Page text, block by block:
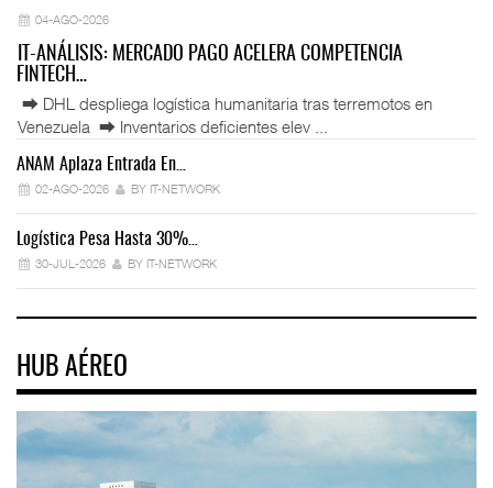
04-AGO-2026
IT-ANÁLISIS: MERCADO PAGO ACELERA COMPETENCIA
FINTECH…
⮕ DHL despliega logística humanitaria tras terremotos en
Venezuela ⮕ Inventarios deficientes elev ...
ANAM Aplaza Entrada En…
02-AGO-2026 BY IT-NETWORK
Logística Pesa Hasta 30%…
30-JUL-2026 BY IT-NETWORK
HUB AÉREO